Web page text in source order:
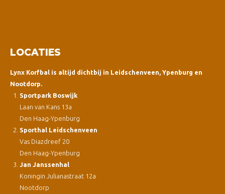
LOCATIES
Lynx Korfbal is altijd dichtbij in Leidschenveen, Ypenburg en
Nootdorp.
Sportpark Boswijk
Laan van Kans 13a
Den Haag-Ypenburg
Sporthal Leidschenveen
Vas Diazdreef 20
Den Haag-Ypenburg
Jan Janssenhal
Koningin Julianastraat 12a
Nootdorp